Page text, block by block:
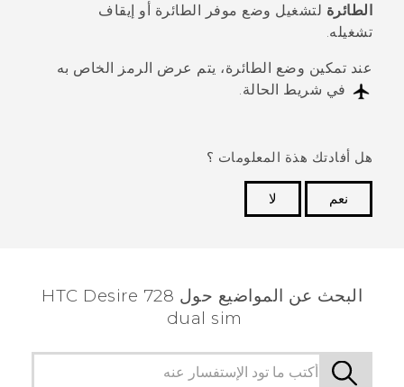
الطائرة لتشغيل وضع موفر الطائرة أو إيقاف
تشغيله.
عند تمكين وضع الطائرة، يتم عرض الرمز الخاص به
في شريط الحالة.
هل أفادتك هذة المعلومات ؟
نعم
لا
البحث عن المواضيع حول HTC Desire 728
dual sim